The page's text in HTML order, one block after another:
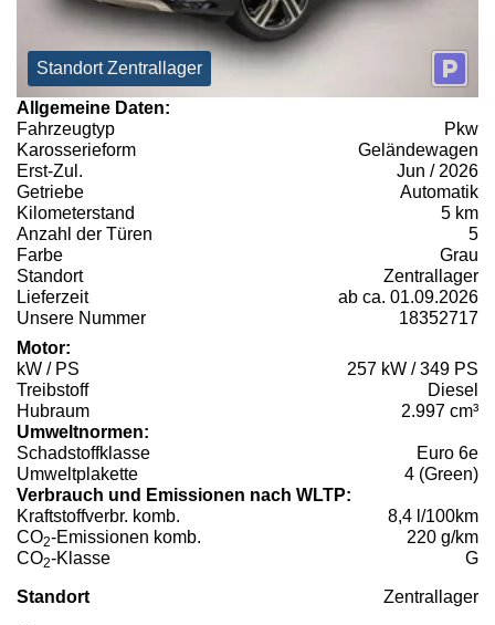
Standort Zentrallager
Allgemeine Daten:
Fahrzeugtyp
Pkw
Karosserieform
Geländewagen
Erst-Zul.
Jun / 2026
Getriebe
Automatik
Kilometerstand
5 km
Anzahl der Türen
5
Farbe
Grau
Standort
Zentrallager
Lieferzeit
ab ca. 01.09.2026
Unsere Nummer
18352717
Motor:
kW / PS
257 kW / 349 PS
Treibstoff
Diesel
Hubraum
2.997 cm³
Umweltnormen:
Schadstoffklasse
Euro 6e
Umweltplakette
4 (Green)
Verbrauch und Emissionen nach WLTP:
Kraftstoffverbr. komb.
8,4 l/100km
CO2-Emissionen komb.
220 g/km
CO2-Klasse G
Standort Zentrallager